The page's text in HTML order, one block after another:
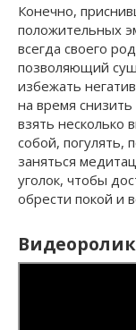
Конечно,
положительных
всегда своего
позволяющий
избежать
на время
взять несколько
собой, погулять,
заняться
уголок, чтобы
обрести покой и